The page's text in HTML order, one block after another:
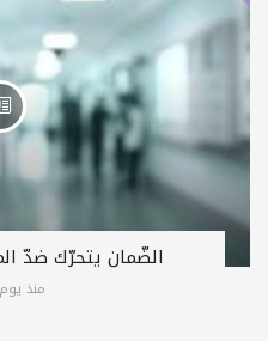
الضّمان يتحرّك ضدّ
منذ